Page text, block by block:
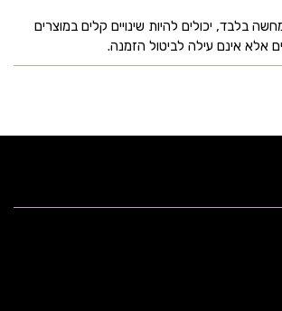
בלבד, יכולים להיות שינויים קלים במוצרים
אלא אינם עילה לביטול הזמנה.